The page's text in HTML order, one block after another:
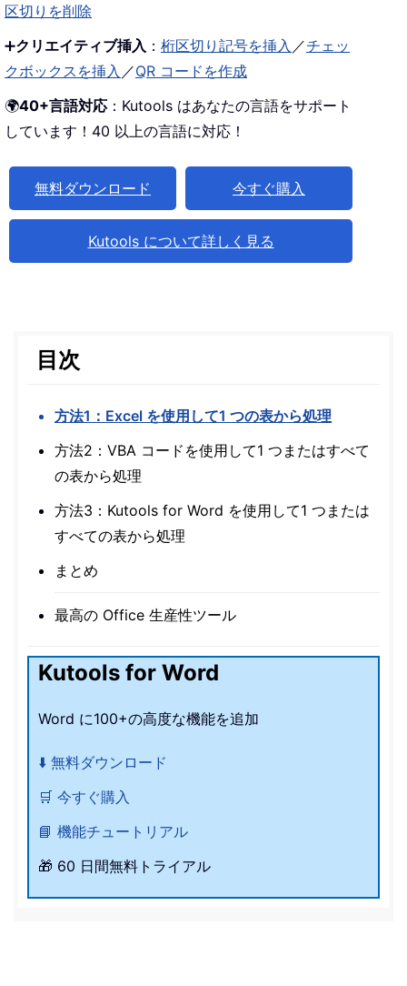
区切りを削除
➕クリエイティブ挿入 ： 桁区切り記号を挿入 ／チェッ
クボックスを挿入 ／QR コードを作成
🌍40+言語対応 ：Kutools はあなたの言語をサポート
しています！40 以上の言語に対応！
無料ダウンロード 今すぐ購入
Kutools について詳しく見る
目次
方法1：Excel を使用して1 つの表から処理
方法2：VBA コードを使用して1 つまたはすべて
の表から処理
方法3：Kutools for Word を使用して1 つまたは
すべての表から処理
まとめ
最高の Office 生産性ツール
Kutools for Word
Word に100+の高度な機能を追加
⬇️ 無料ダウンロード
🛒 今すぐ購入
📘 機能チュートリアル
🎁 60 日間無料トライアル